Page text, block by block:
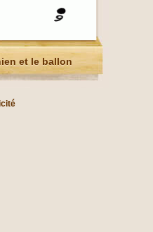
et le ballon